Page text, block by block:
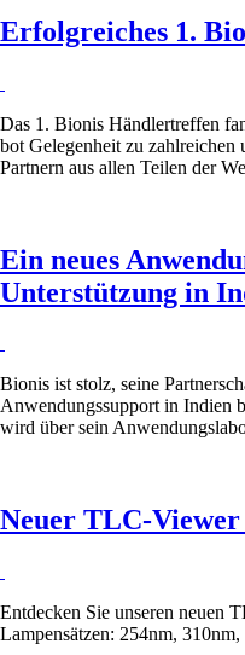
Erfolgreiches 1.
Das 1. Bionis Händlertreffen
bot Gelegenheit zu zahlreichen
Partnern aus allen Teilen der
Ein neues
Unterstützung in
Bionis ist stolz, seine
Anwendungssupport in Indien
wird über sein
Neuer TLC-Viewer
Entdecken Sie unseren neuen
Lampensätzen: 254nm,